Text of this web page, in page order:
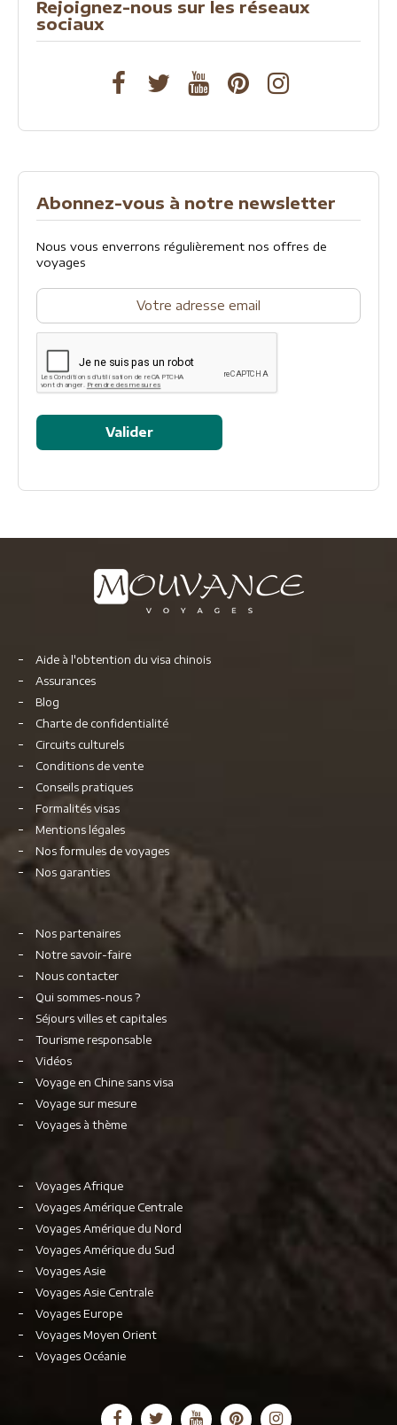
Rejoignez-nous sur les réseaux
sociaux
Abonnez-vous à notre newsletter
Nous vous enverrons régulièrement nos offres de
voyages
Valider
Aide à l'obtention du visa chinois
Assurances
Blog
Charte de confidentialité
Circuits culturels
Conditions de vente
Conseils pratiques
Formalités visas
Mentions légales
Nos formules de voyages
Nos garanties
Nos partenaires
Notre savoir-faire
Nous contacter
Qui sommes-nous ?
Séjours villes et capitales
Tourisme responsable
Vidéos
Voyage en Chine sans visa
Voyage sur mesure
Voyages à thème
Voyages Afrique
Voyages Amérique Centrale
Voyages Amérique du Nord
Voyages Amérique du Sud
Voyages Asie
Voyages Asie Centrale
Voyages Europe
Voyages Moyen Orient
Voyages Océanie